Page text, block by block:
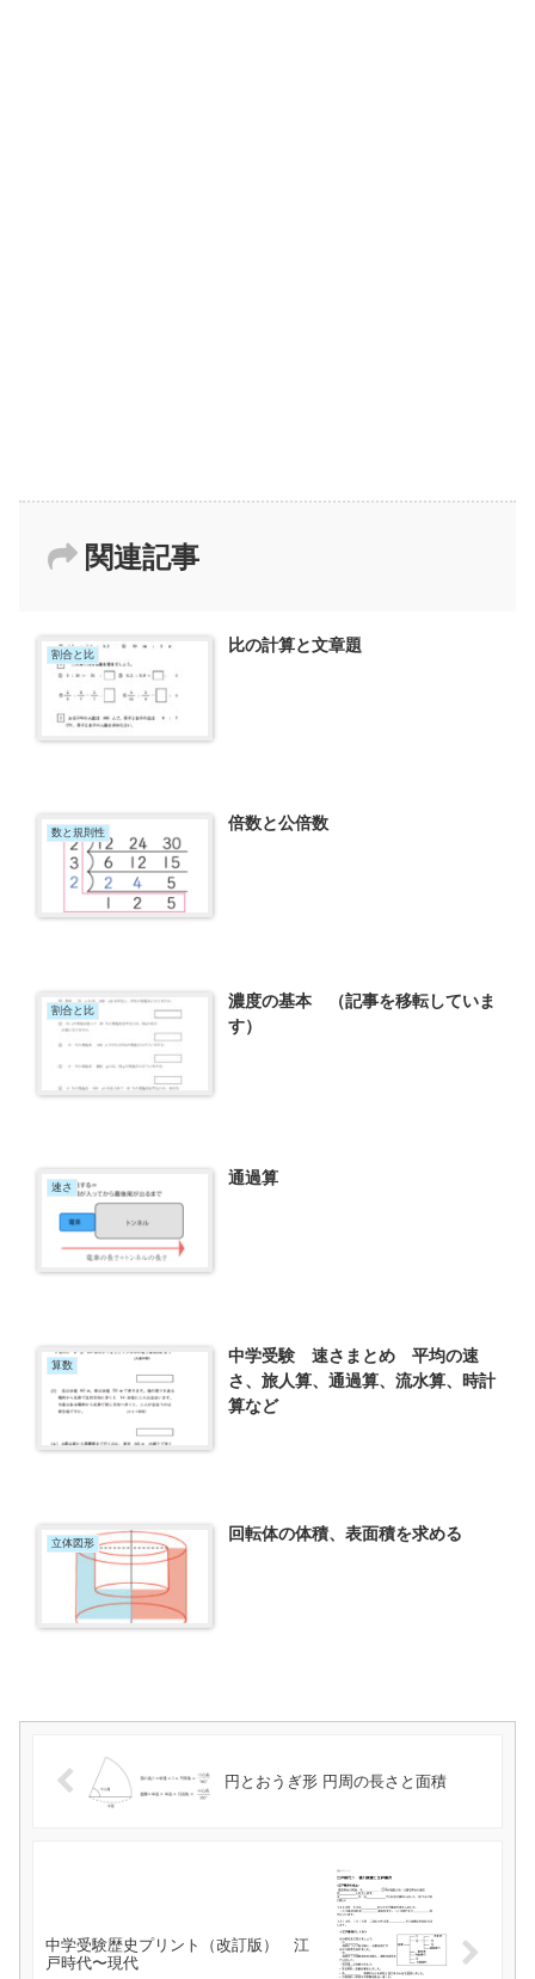
関連記事
割合と比 比の計算と文章題
数と規則性 倍数と公倍数
割合と比
濃度の基本 （記事を移転していま
す）
速さ 通過算
算数
中学受験 速さまとめ 平均の速
さ、旅人算、通過算、流水算、時計
算など
立体図形 回転体の体積、表面積を求める
円とおうぎ形 円周の長さと面積
中学受験歴史プリント（改訂版） 江
戸時代〜現代